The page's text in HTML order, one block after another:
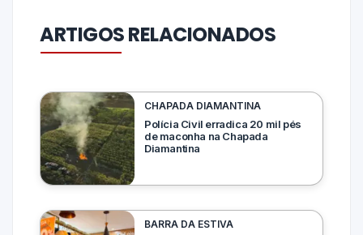
ARTIGOS RELACIONADOS
CHAPADA DIAMANTINA
Polícia Civil erradica 20 mil pés
de maconha na Chapada
Diamantina
BARRA DA ESTIVA